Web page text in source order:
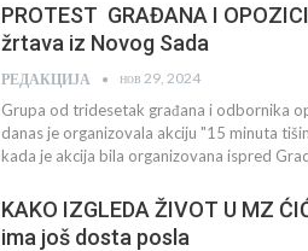
PROTEST GRAĐANA I
žrtava iz Novog Sada
РЕДАКЦИЈА нов 29, 2024
Grupa od tridesetak građana i odbornika
danas je organizovala akciju "15 minuta
kada je akcija bila organizovana ispred
KAKO IZGLEDA ŽIVOT U MZ
ima još dosta posla